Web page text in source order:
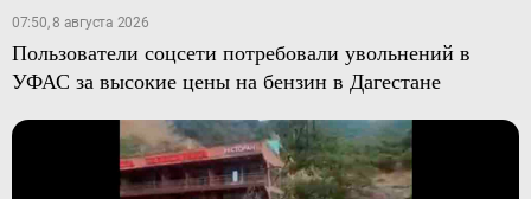
07:50, 8 августа 2026
Пользователи соцсети потребовали увольнений в
УФАС за высокие цены на бензин в Дагестане